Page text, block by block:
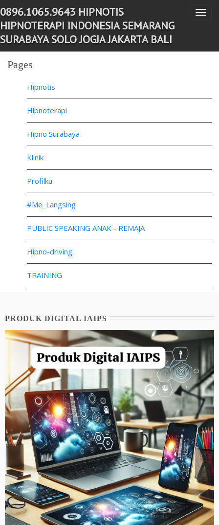
-->
T
g
v
g
0896.1065.9643 HIPNOTIS
HIPNOTERAPI INDONESIA SEMARANG
SURABAYA SOLO JOGJA JAKARTA BALI
Pages
Hipnotis
Hipnoterapi
Hipno Surabaya
Klinik
Profilku
#Me_Langsing
PUBLIC SPEAKING ANAK - REMAJA
Hipno-driving
TRAINING
PRODUK DIGITAL IAIPS